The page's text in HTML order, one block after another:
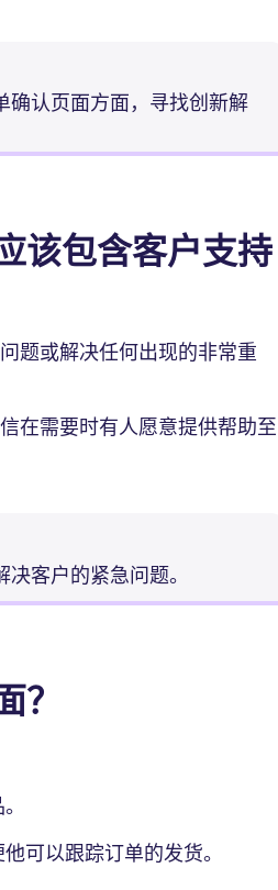
确认页面方面，寻找创新解
该包含客户支持
题或解决任何出现的非常重
在需要时有人愿意提供帮助至
客户的紧急问题。
？
可以跟踪订单的发货。